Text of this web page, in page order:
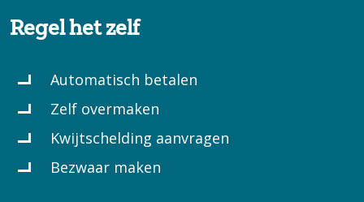
Regel het zelf
Automatisch betalen
Zelf overmaken
Kwijtschelding aanvragen
Bezwaar maken